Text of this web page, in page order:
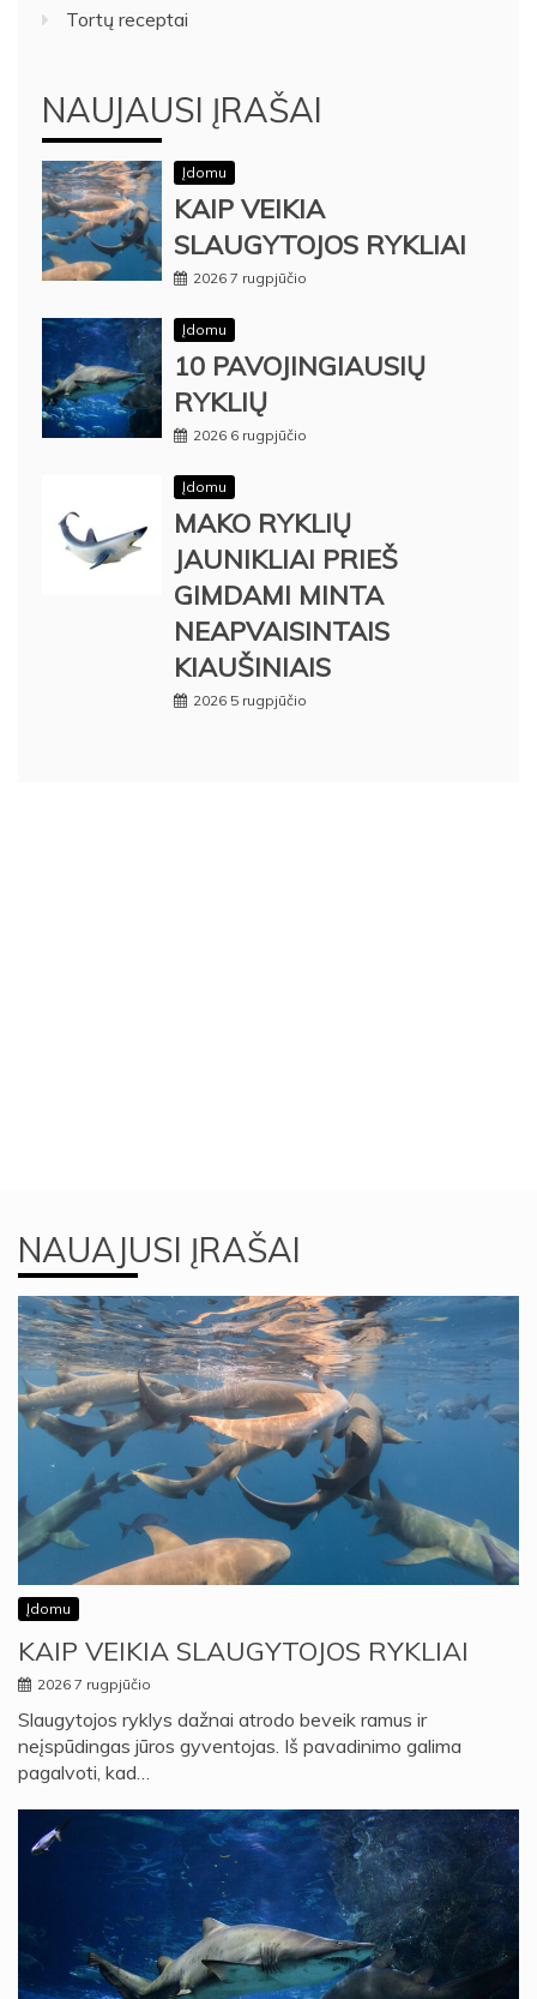
Tortų receptai
NAUJAUSI ĮRAŠAI
Įdomu
KAIP VEIKIA
SLAUGYTOJOS RYKLIAI
2026 7 rugpjūčio
Įdomu
10 PAVOJINGIAUSIŲ
RYKLIŲ
2026 6 rugpjūčio
Įdomu
MAKO RYKLIŲ
JAUNIKLIAI PRIEŠ
GIMDAMI MINTA
NEAPVAISINTAIS
KIAUŠINIAIS
2026 5 rugpjūčio
NAUAJUSI ĮRAŠAI
Įdomu
KAIP VEIKIA SLAUGYTOJOS RYKLIAI
2026 7 rugpjūčio
Slaugytojos ryklys dažnai atrodo beveik ramus ir
neįspūdingas jūros gyventojas. Iš pavadinimo galima
pagalvoti, kad…